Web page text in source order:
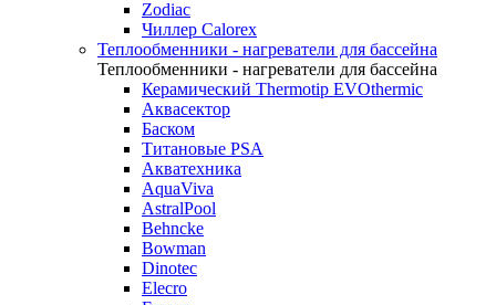
Zodiac
Чиллер Calorex
Теплообменники - нагреватели для бассейна
Теплообменники - нагреватели для бассейна
Керамический Thermotip EVOthermic
Аквасектор
Баском
Титановые PSA
Акватехника
AquaViva
AstralPool
Behncke
Bowman
Dinotec
Elecro